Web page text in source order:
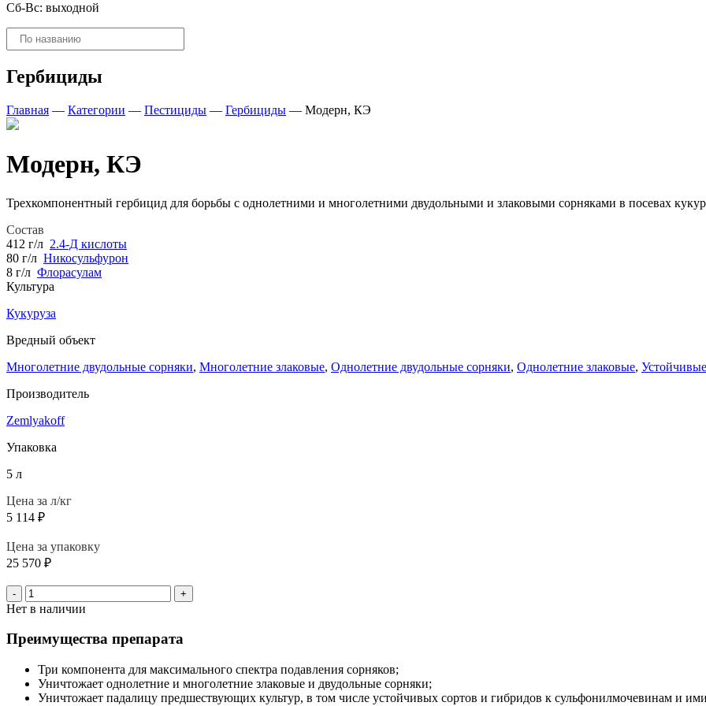
Сб-Вс: выходной
Поиск
товаров
Гербициды
Главная — Категории — Пестициды — Гербициды — Модерн, КЭ
Модерн, КЭ
Трехкомпонентный гербицид для борьбы с однолетними и многолетними двудольными и злаковыми сорняками в посевах
Состав
412 г/л 2.4-Д кислоты
80 г/л Никосульфурон
8 г/л Флорасулам
Культура
Кукуруза
Вредный объект
Многолетние двудольные сорняки, Многолетние злаковые, Однолетние двудольные сорняки, Однолетние злаковые,
Производитель
Zemlyakoff
Упаковка
5 л
Цена за л/кг
5 114 ₽
Цена за упаковку
25 570 ₽
- +
Нет в наличии
Преимущества препарата
Три компонента для максимального спектра подавления сорняков;
Уничтожает однолетние и многолетние злаковые и двудольные сорняки;
Уничтожает падалицу предшествующих культур, в том числе устойчивых сортов и гибридов к сульфонилмочевинам и